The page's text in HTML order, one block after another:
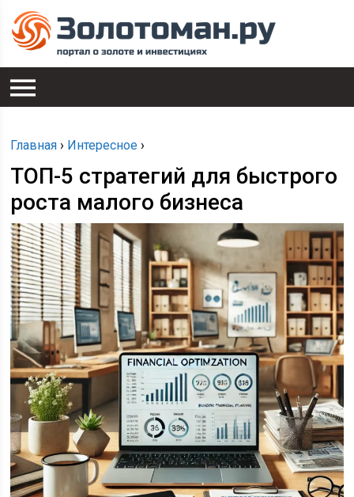
Главная › Интересное ›
ТОП-5 стратегий для быстрого
роста малого бизнеса